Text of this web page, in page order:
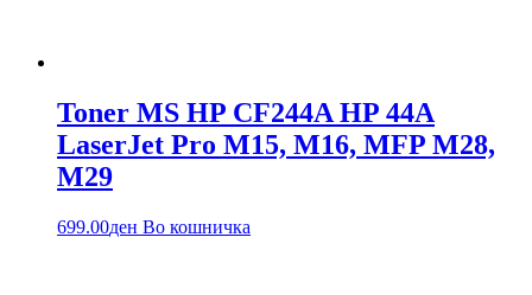
Toner MS HP CF244A HP 44A
LaserJet Pro M15, M16, MFP M28,
M29
699.00ден Во кошничка